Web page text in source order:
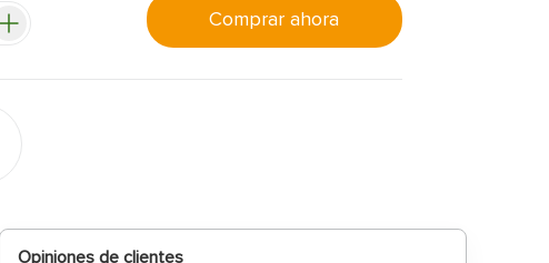
Comprar ahora
Opiniones de clientes